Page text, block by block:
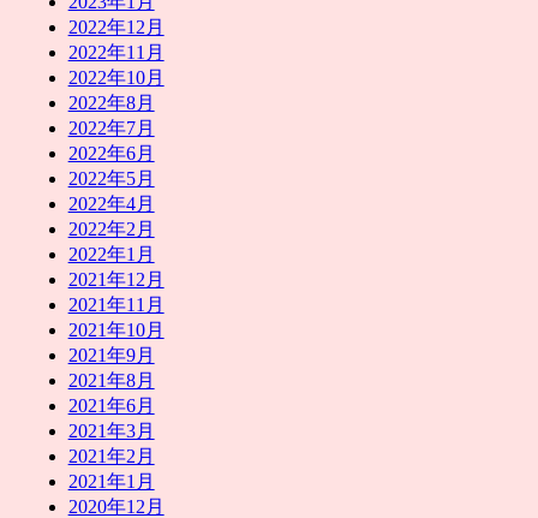
2022年12月
2022年11月
2022年10月
2022年8月
2022年7月
2022年6月
2022年5月
2022年4月
2022年2月
2022年1月
2021年12月
2021年11月
2021年10月
2021年9月
2021年8月
2021年6月
2021年3月
2021年2月
2021年1月
2020年12月